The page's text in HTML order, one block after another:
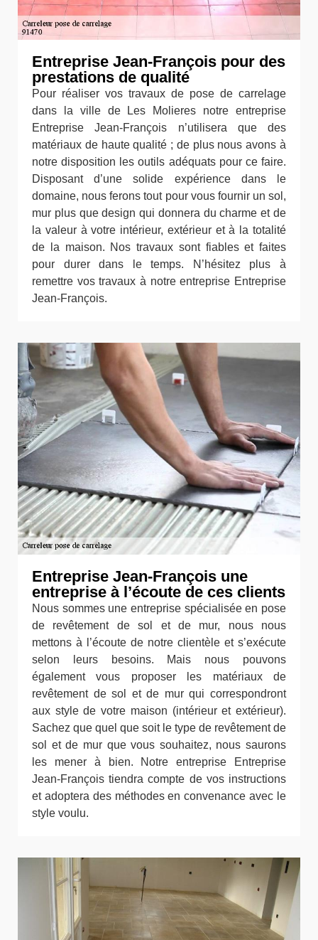
Entreprise Jean-François pour des
prestations de qualité
Pour réaliser vos travaux de pose de carrelage
dans la ville de Les Molieres notre entreprise
Entreprise Jean-François n’utilisera que des
matériaux de haute qualité ; de plus nous avons à
notre disposition les outils adéquats pour ce faire.
Disposant d’une solide expérience dans le
domaine, nous ferons tout pour vous fournir un sol,
mur plus que design qui donnera du charme et de
la valeur à votre intérieur, extérieur et à la totalité
de la maison. Nos travaux sont fiables et faites
pour durer dans le temps. N’hésitez plus à
remettre vos travaux à notre entreprise Entreprise
Jean-François.
Entreprise Jean-François une
entreprise à l’écoute de ces clients
Nous sommes une entreprise spécialisée en pose
de revêtement de sol et de mur, nous nous
mettons à l’écoute de notre clientèle et s’exécute
selon leurs besoins. Mais nous pouvons
également vous proposer les matériaux de
revêtement de sol et de mur qui correspondront
aux style de votre maison (intérieur et extérieur).
Sachez que quel que soit le type de revêtement de
sol et de mur que vous souhaitez, nous saurons
les mener à bien. Notre entreprise Entreprise
Jean-François tiendra compte de vos instructions
et adoptera des méthodes en convenance avec le
style voulu.